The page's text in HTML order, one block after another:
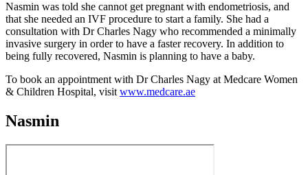
Nasmin was told she cannot get pregnant with endometriosis, and
that she needed an IVF procedure to start a family. She had a
consultation with Dr Charles Nagy who recommended a minimally
invasive surgery in order to have a faster recovery. In addition to
being fully recovered, Nasmin is planning to have a baby.
To book an appointment with Dr Charles Nagy at Medcare Women
& Children Hospital, visit www.medcare.ae
Nasmin